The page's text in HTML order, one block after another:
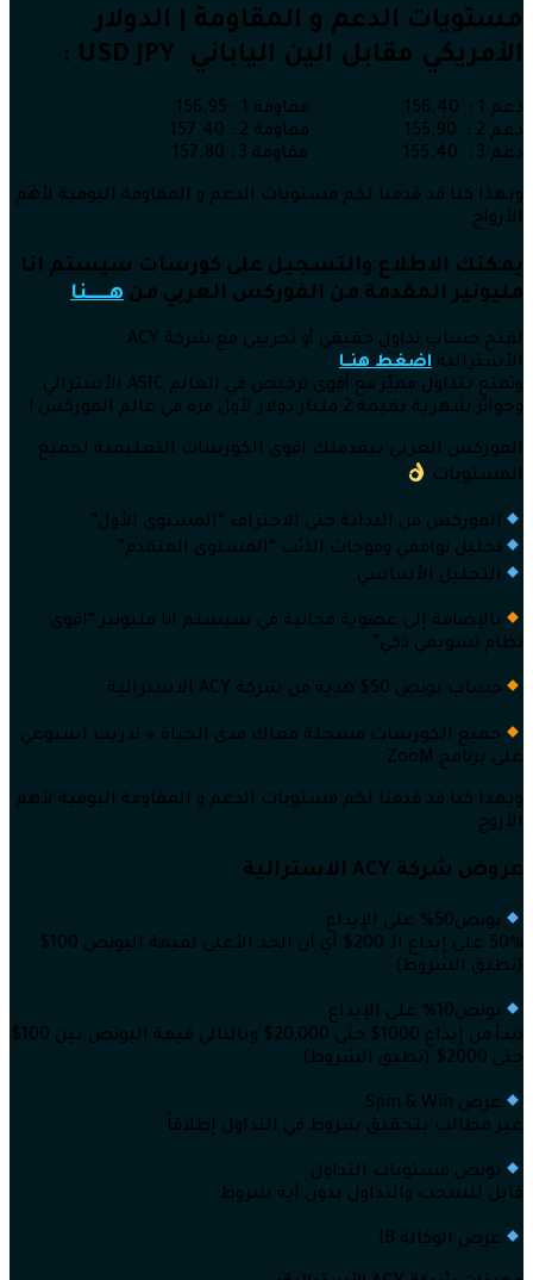
مستويات الدعم و المقاومة | الدولار
الأمريكي مقابل الين الياباني USD JPY :
دعم 1 : 156.40 مقاومة 1 : 156.95
دعم 2 : 155.90 مقاومة 2 : 157.40
دعم 3 : 155.40 مقاومة 3 : 157.80
وبهذا كنا قد قدمنا لكم مستويات الدعم و المقاومة اليومية لأهم
الأزواج
يمكنك الاطلاع والتسجيل على كورسات سيستم انا
مليونير المقدمة من الفوركس العربي من هــــــنا
لفتح حساب تداول حقيقي أو تجريبي مع شركة ACY
الأسترالية اضغط هنــا
وتمتع بتداول مميّز مع أقوى ترخيص في العالم ASIC الأسترالي
وجوائز شهرية بقيمة 2 مليار دولار لأول مرة في عالم الفوركس !
الفوركس العربي بيقدملك اقوى الكورسات التعليمية لجميع
المستويات
الفوركس من البداية حتى الاحتراف “المستوى الأول”
تحليل توافقي وموجات الذئب “المستوى المتقدم”
التحليل الأساسي
بالإضافة إلى عضوية مجانية في سيستم انا مليونير “اقوى
نظام تسويقي ذكي”
حساب بونص 50$ هدية من شركة ACY الاسترالية
جميع الكورسات مسجلة معاك مدى الحياة + تدريب اسبوعي
على برنامج ZooM
وبهذا كنا قد قدمنا لكم مستويات الدعم و المقاومة اليومية لأهم
الأزوج
عروض شركة ACY الاسترالية
بونص50% على الإيداع
50% على إيداع الـ 200$ أي أن الحد الأعلى لقيمة البونص 100$
(تطبق الشروط)
بونص10% على الإيداع
تبدأ من إيداع 1000$ حتى 20,000$ وبالتالي قيمة البونص بين 100$
حتى 2000$ (تطبق الشروط)
عرض Spin & Win
غير مطالب بتحقيق شروط في التداول إطلاقاً
بونص مستويات التداول
قابل للسحب والتداول بدون أية شروط
عرض الوكالة IB